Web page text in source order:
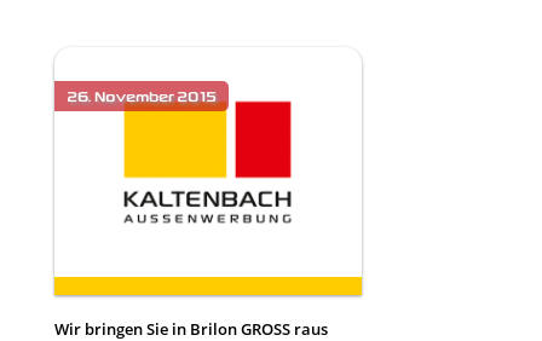
Wir bringen Sie in Brilon GROSS raus